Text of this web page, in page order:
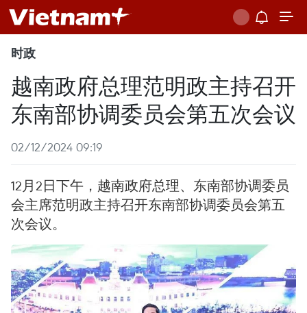
时政
越南政府总理范明政主持召开
东南部协调委员会第五次会议
02/12/2024 09:19
12月2日下午，越南政府总理、东南部协调委员
会主席范明政主持召开东南部协调委员会第五
次会议。